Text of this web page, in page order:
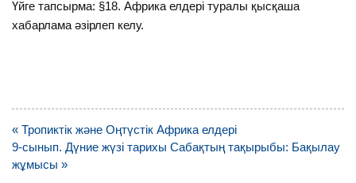
Үйге тапсырма: §18. Африка елдері туралы қысқаша
хабарлама әзірлеп келу.
Навигация
по
записям
« Тропиктік және Оңтүстік Африка елдері
9-сынып. Дүние жүзі тарихы Сабақтың тақырыбы: Бақылау
жұмысы »